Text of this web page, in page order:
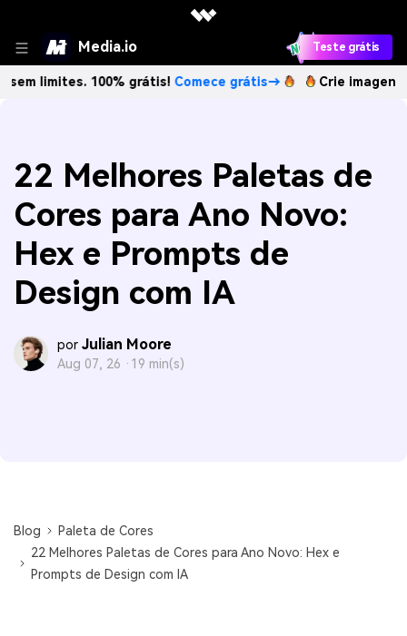
Media.io Teste grátis
100% grátis!Comece grátis→ Crie imagens com IA
22 Melhores Paletas de
Cores para Ano Novo:
Hex e Prompts de
Design com IA
por Julian Moore
Aug 07, 26 · 19 min(s)
Blog
Paleta de Cores
22 Melhores Paletas de Cores para Ano Novo: Hex e
Prompts de Design com IA